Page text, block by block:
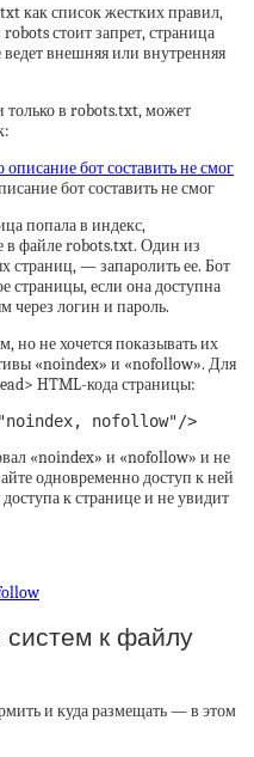
как список жестких правил,
стоит запрет, страница
внешняя или внутренняя
только в robots.txt, может
бот составить не смог
попала в индекс,
в файле robots.txt. Один из
страниц, — запаролить ее. Бот
страницы, если она доступна
через логин и пароль.
но не хочется показывать их
«noindex» и «nofollow». Для
HTML-кода страницы:
nofollow"/>
«noindex» и «nofollow» и не
одновременно доступ к ней
к странице и не увидит
систем к файлу
и куда размещать — в этом